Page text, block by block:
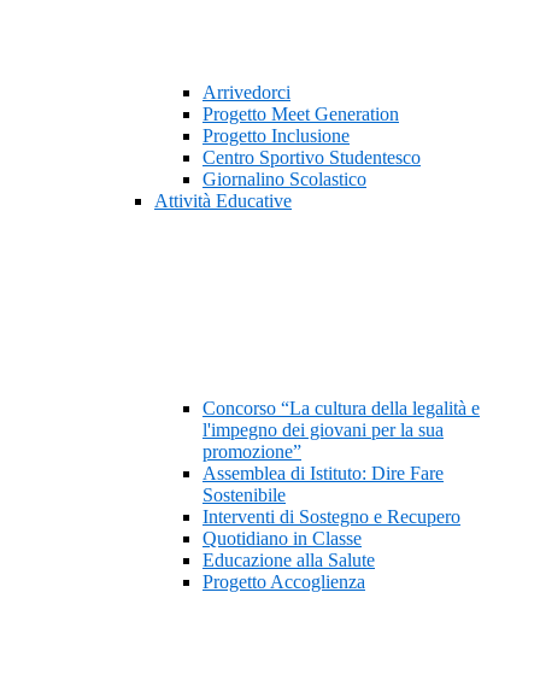
Arrivedorci
Progetto Meet Generation
Progetto Inclusione
Centro Sportivo Studentesco
Giornalino Scolastico
Attività Educative
Concorso “La cultura della legalità e
l'impegno dei giovani per la sua
promozione”
Assemblea di Istituto: Dire Fare
Sostenibile
Interventi di Sostegno e Recupero
Quotidiano in Classe
Educazione alla Salute
Progetto Accoglienza